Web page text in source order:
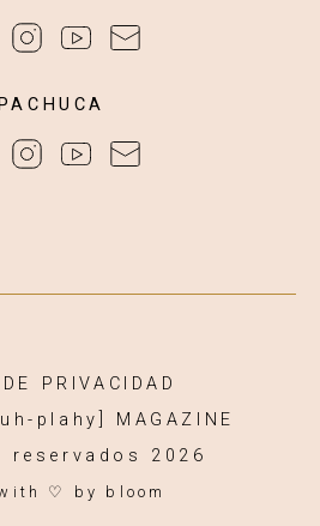
PACHUCA
PRIVACIDAD
plahy] MAGAZINE
reservados 2026
♡ by bloom